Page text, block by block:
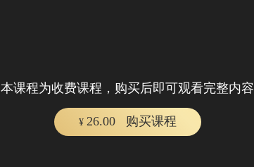
本课程为收费课程，购买后即可观看完整内容
¥ 26.00 购买课程